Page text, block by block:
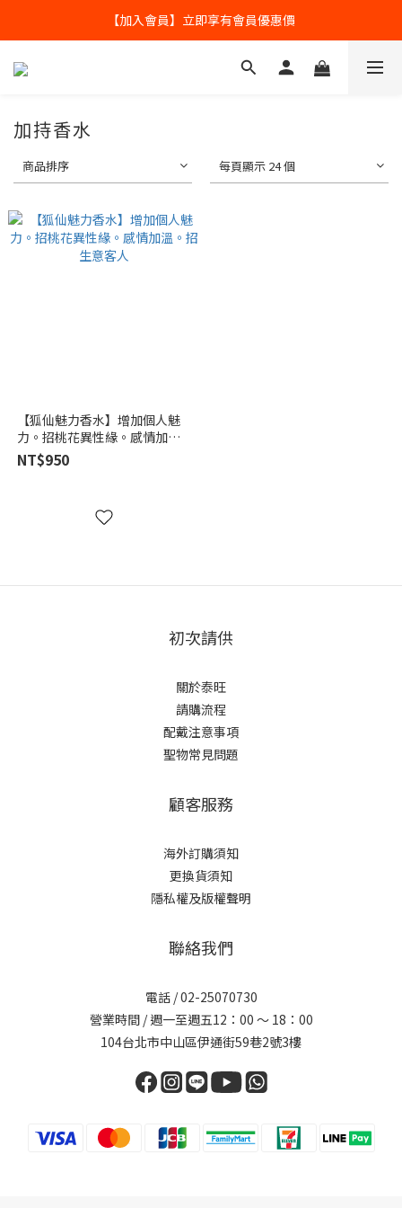
全球寄送【免運優惠】台灣請供滿2000NT免運寄送
【加入會員】立即享有會員優惠價
全球寄送【免運優惠】台灣請供滿2000NT免運寄送
加持香水
商品排序 每頁顯示 24 個
【狐仙魅力香水】增加個人魅
力。招桃花異性緣。感情加
溫。招生意客人
NT$950
初次請供
關於泰旺
請購流程
配戴注意事項
聖物常見問題
顧客服務
海外訂購須知
更換貨須知
隱私權及版權聲明
聯絡我們
電話 /02-25070730
營業時間 / 週一至週五12：00 ～ 18：00
104台北市中山區伊通街59巷2號3樓